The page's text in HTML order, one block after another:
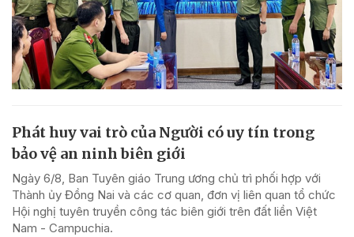
Phát huy vai trò của Người có uy tín trong
bảo vệ an ninh biên giới
Ngày 6/8, Ban Tuyên giáo Trung ương chủ trì phối hợp với
Thành ủy Đồng Nai và các cơ quan, đơn vị liên quan tổ chức
Hội nghị tuyên truyền công tác biên giới trên đất liền Việt
Nam - Campuchia.